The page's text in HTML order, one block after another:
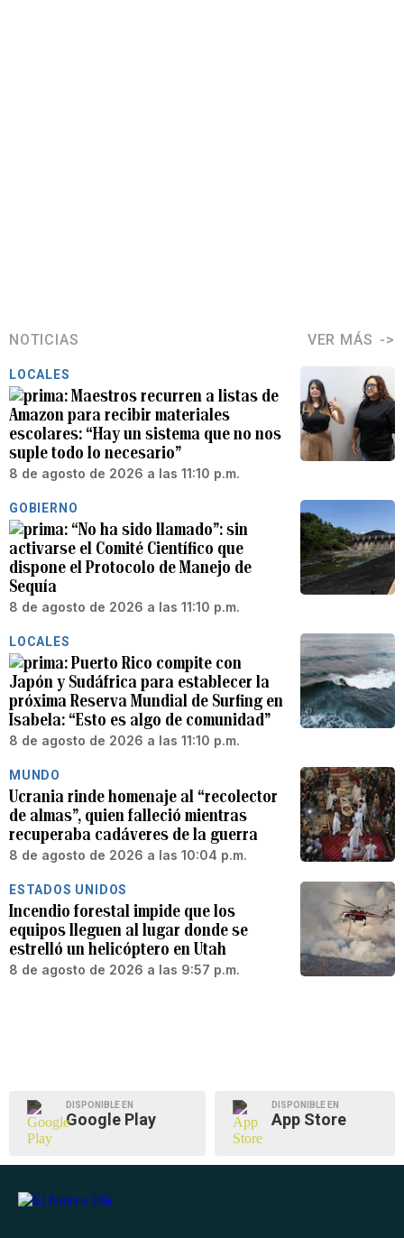
NOTICIAS VER MÁS
LOCALES
Maestros recurren a listas de
Amazon para recibir materiales
escolares: “Hay un sistema que no nos
suple todo lo necesario”
8 de agosto de 2026 a las 11:10 p.m.
GOBIERNO
“No ha sido llamado”: sin
activarse el Comité Científico que
dispone el Protocolo de Manejo de
Sequía
8 de agosto de 2026 a las 11:10 p.m.
LOCALES
Puerto Rico compite con
Japón y Sudáfrica para establecer la
próxima Reserva Mundial de Surfing en
Isabela: “Esto es algo de comunidad”
8 de agosto de 2026 a las 11:10 p.m.
MUNDO
Ucrania rinde homenaje al “recolector
de almas”, quien falleció mientras
recuperaba cadáveres de la guerra
8 de agosto de 2026 a las 10:04 p.m.
ESTADOS UNIDOS
Incendio forestal impide que los
equipos lleguen al lugar donde se
estrelló un helicóptero en Utah
8 de agosto de 2026 a las 9:57 p.m.
DISPONIBLE EN
Google Play
DISPONIBLE EN
App Store